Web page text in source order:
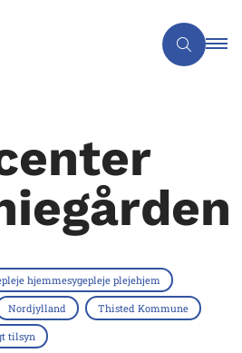
hjemmesygepleje plejehjem
Nordjylland Thisted Kommune
tilsyn